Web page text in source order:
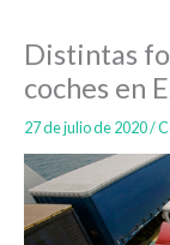
Distintas
coches en
27 de julio de 2020/